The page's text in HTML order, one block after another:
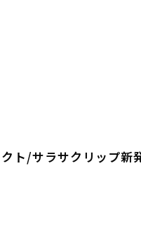
ト/サラサクリップ新